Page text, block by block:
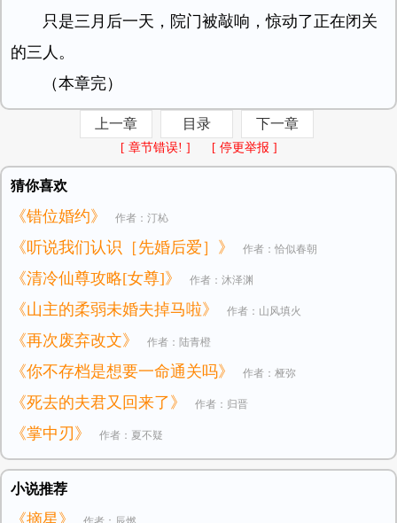
只是三月后一天，院门被敲响，惊动了正在闭关
的三人。
（本章完）
上一章 目录 下一章
[ 章节错误! ] [ 停更举报 ]
猜你喜欢
《错位婚约》 作者：汀杺
《听说我们认识［先婚后爱］》 作者：恰似春朝
《清冷仙尊攻略[女尊]》 作者：沐泽渊
《山主的柔弱未婚夫掉马啦》 作者：山风填火
《再次废弃改文》 作者：陆青橙
《你不存档是想要一命通关吗》 作者：桠弥
《死去的夫君又回来了》 作者：归晋
《掌中刃》 作者：夏不疑
小说推荐
《摘星》